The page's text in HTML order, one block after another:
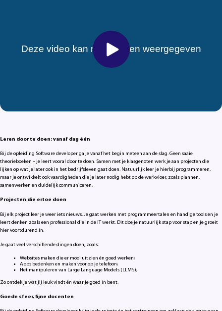
Leren door te doen: vanaf dag één
Bij de opleiding Software developer ga je vanaf het begin meteen aan de slag. Geen saaie
theorieboeken – je leert vooral door te doen. Samen met je klasgenoten werk je aan projecten die
lijken op wat je later ook in het bedrijfsleven gaat doen. Natuurlijk leer je hierbij programmeren,
maar je ontwikkelt ook vaardigheden die je later nodig hebt op de werkvloer, zoals plannen,
samenwerken en duidelijk communiceren.
Projecten die ertoe doen
Bij elk project leer je weer iets nieuws. Je gaat werken met programmeertalen en handige tools en je
leert denken zoals een professional die in de IT werkt. Dit doe je natuurlijk stap voor stap en je groeit
hier voortdurend in.
Je gaat veel verschillende dingen doen, zoals:
Websites maken die er mooi uitzien én goed werken;
Apps bedenken en maken voor op je telefoon;
Het manipuleren van Large Language Models (LLM’s);
Zo ontdek je wat jij leuk vindt én waar je goed in bent.
Goede sfeer, fijne docenten